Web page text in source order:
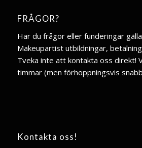
FRÅGOR?
Har du frågor eller funderingar
Makeupartist utbildningar,
Tveka inte att kontakta oss direkt!
timmar (men förhoppningsvis
Kontakta oss!